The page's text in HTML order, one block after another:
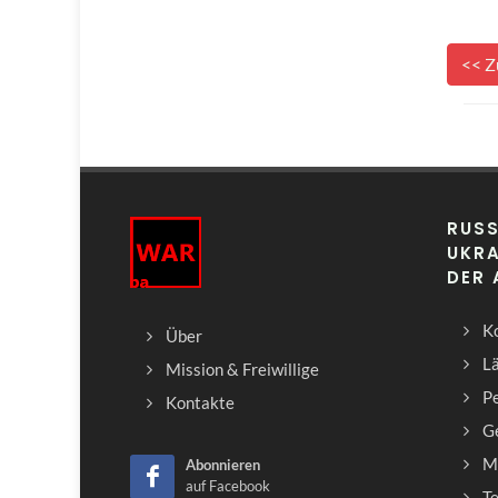
<<
Über
Mission & Freiwillige
Kontakte
Abonnieren
auf Facebook
DER